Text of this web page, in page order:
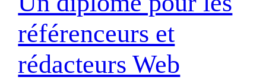
référenceurs et
rédacteurs Web